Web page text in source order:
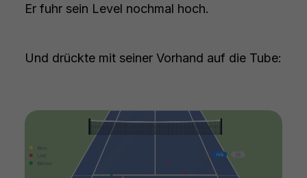
Er fuhr sein Level nochmal hoch.
Und drückte mit seiner Vorhand auf die Tube: